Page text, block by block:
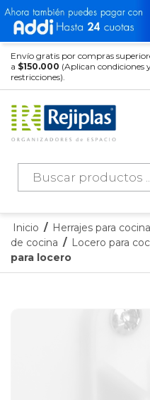
Envío gratis por compras
a $150.000 (Aplican condiciones
restricciones).
Búsqueda
productos
Inicio / Herrajes para cocina
de cocina / Locero para
para locero